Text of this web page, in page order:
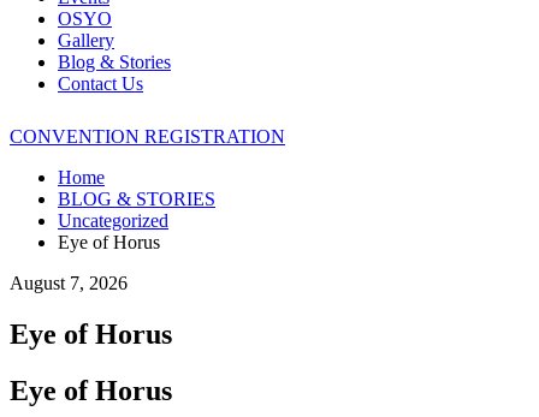
OSYO
Gallery
Blog & Stories
Contact Us
CONVENTION REGISTRATION
Home
BLOG & STORIES
Uncategorized
Eye of Horus
August 7, 2026
Eye of Horus
Eye of Horus